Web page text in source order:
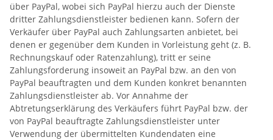
über PayPal, wobei sich PayPal hierzu auch der Dienste
dritter Zahlungsdienstleister bedienen kann. Sofern der
Verkäufer über PayPal auch Zahlungsarten anbietet, bei
denen er gegenüber dem Kunden in Vorleistung geht (z. B.
Rechnungskauf oder Ratenzahlung), tritt er seine
Zahlungsforderung insoweit an PayPal bzw. an den von
PayPal beauftragten und dem Kunden konkret benannten
Zahlungsdienstleister ab. Vor Annahme der
Abtretungserklärung des Verkäufers führt PayPal bzw. der
von PayPal beauftragte Zahlungsdienstleister unter
Verwendung der übermittelten Kundendaten eine